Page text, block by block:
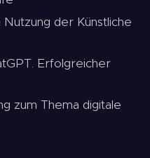
der Künstliche
Erfolgreicher
zum Thema digitale